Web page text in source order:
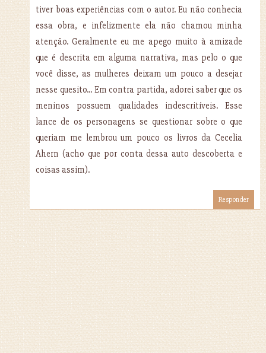
tiver boas experiências com o autor. Eu não conhecia
essa obra, e infelizmente ela não chamou minha
atenção. Geralmente eu me apego muito à amizade
que é descrita em alguma narrativa, mas pelo o que
você disse, as mulheres deixam um pouco a desejar
nesse quesito... Em contra partida, adorei saber que os
meninos possuem qualidades indescritíveis. Esse
lance de os personagens se questionar sobre o que
queriam me lembrou um pouco os livros da Cecelia
Ahern (acho que por conta dessa auto descoberta e
coisas assim).
Responder